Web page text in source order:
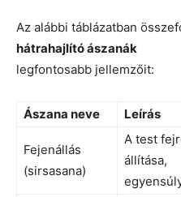
Az alábbi táblázatban
hátrahajlító ászanák
legfontosabb jellemzőit:
Ászana neve Leírás
Fejenállás
(sirsasana)
A test
állítása,